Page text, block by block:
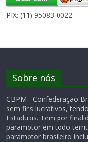
PIX: (11) 95083-0022
Sobre nós
CBPM - Confederação
sem fins lucrativos,
Estaduais. Tem por
paramotor em todo
paramotor brasileiro